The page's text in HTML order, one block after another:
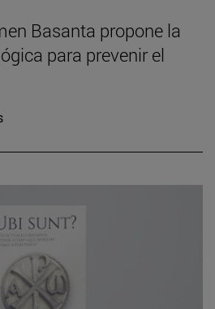
Basanta propone la
para prevenir el